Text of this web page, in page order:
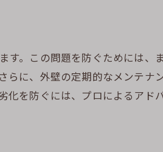
特有の自然条件への対処法
体の保護を考慮した外壁メンテナ
。この問題を防ぐためには
に、外壁の定期的なメンテ
を防ぐには、プロによるアド